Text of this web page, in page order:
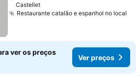
Castellet
Restaurante catalão e espanhol no local
ver os preços
Ver preços